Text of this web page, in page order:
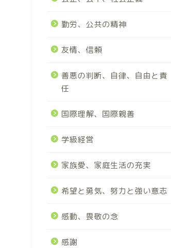
勤労、公共の精神
友情、信頼
善悪の判断、自律、自由と責
任
国際理解、国際親善
学級経営
家族愛、家庭生活の充実
希望と勇気、努力と強い意志
感動、畏敬の念
感謝